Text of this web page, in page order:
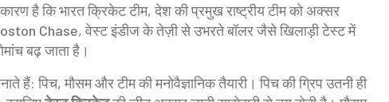
है किभारत क्रिकेट टीम,देश की प्रमुख राष्ट्रीय टीमको अक्सर
Chase,वेस्ट इंडीज के तेज़ी से उभरते बॉलरजैसे खिलाड़ी टेस्ट में
बढ़ जाता है।
पिच, मौसम और टीम की मनोवैज्ञानिक तैयारी। पिच की ग्रिप उतनी ही